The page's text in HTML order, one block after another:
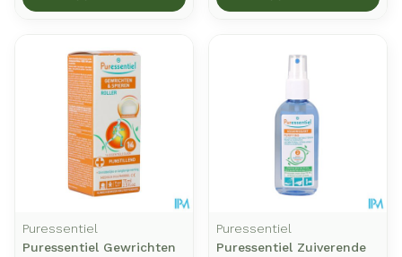
Puressentiel
Puressentiel Gewrichten
Puressentiel
Puressentiel Zuiverende